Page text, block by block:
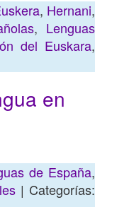
, Hernani,
, Lenguas
del Euskara,
en
de España,
| Categorías: